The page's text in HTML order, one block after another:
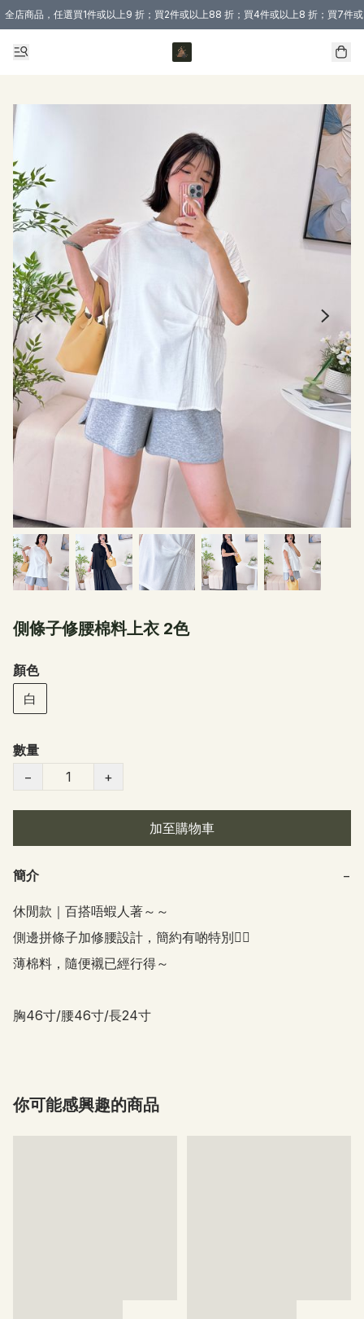
全店商品，任選買1件或以上9 折；買2件或以上88 折；買4件或以上8 折；買7件
購買 3 件商品或以上即享免運費優惠！（適用於 本地送貨、本地取貨 )
側條子修腰棉料上衣 2色
顏色
白
數量
−
+
加至購物車
簡介 −
休閒款｜百搭唔蝦人著～～
側邊拼條子加修腰設計，簡約有啲特別👍🏻
薄棉料，隨便襯已經行得～
胸46寸/腰46寸/長24寸
你可能感興趣的商品